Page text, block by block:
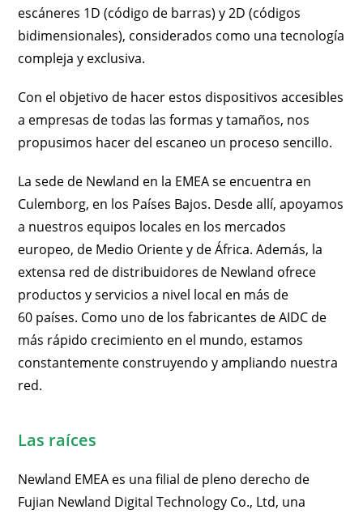
escáneres 1D (código de barras) y 2D (códigos
bidimensionales), considerados como una tecnología
compleja y exclusiva.
Con el objetivo de hacer estos dispositivos accesibles
a empresas de todas las formas y tamaños, nos
propusimos hacer del escaneo un proceso sencillo.
La sede de Newland en la EMEA se encuentra en
Culemborg, en los Países Bajos. Desde allí, apoyamos
a nuestros equipos locales en los mercados
europeo, de Medio Oriente y de África. Además, la
extensa red de distribuidores de Newland ofrece
productos y servicios a nivel local en más de
60 países. Como uno de los fabricantes de AIDC de
más rápido crecimiento en el mundo, estamos
constantemente construyendo y ampliando nuestra
red.
Las raíces
Newland EMEA es una filial de pleno derecho de
Fujian Newland Digital Technology Co., Ltd, una